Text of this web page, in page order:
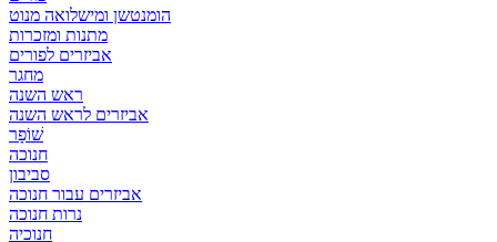
הומנטשן ומישלואה מנוט
מתנות ומזכרות
אביזרים לפורים
מחגר
ראש השנה
אביזרים לראש השנה
שׁוֹפָר
חנוכה
סביבון
אביזרים עבור חנוכה
נרות חנוכה
חנוכיה